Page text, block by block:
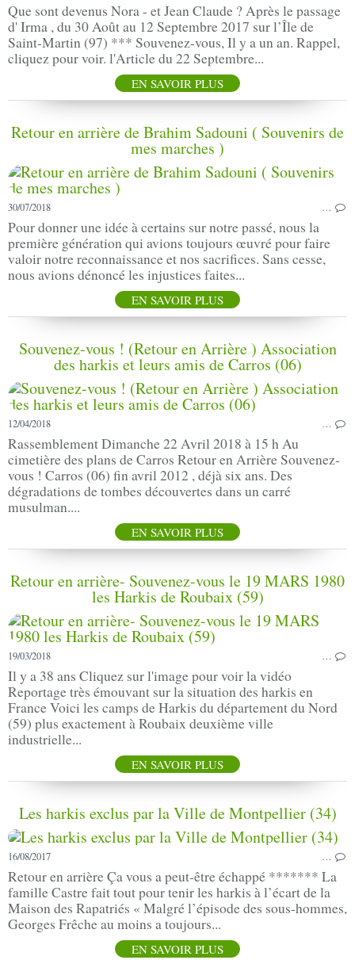
Que sont devenus Nora - et Jean Claude ? Après le passage
d' Irma , du 30 Août au 12 Septembre 2017 sur l’Île de
Saint-Martin (97) *** Souvenez-vous, Il y a un an. Rappel,
cliquez pour voir. l'Article du 22 Septembre...
EN SAVOIR PLUS
Retour en arrière de Brahim Sadouni ( Souvenirs de
mes marches )
30/07/2018 …
Pour donner une idée à certains sur notre passé, nous la
première génération qui avions toujours œuvré pour faire
valoir notre reconnaissance et nos sacrifices. Sans cesse,
nous avions dénoncé les injustices faites...
EN SAVOIR PLUS
Souvenez-vous ! (Retour en Arrière ) Association
des harkis et leurs amis de Carros (06)
12/04/2018 …
Rassemblement Dimanche 22 Avril 2018 à 15 h Au
cimetière des plans de Carros Retour en Arrière Souvenez-
vous ! Carros (06) fin avril 2012 , déjà six ans. Des
dégradations de tombes découvertes dans un carré
musulman....
EN SAVOIR PLUS
Retour en arrière- Souvenez-vous le 19 MARS 1980
les Harkis de Roubaix (59)
19/03/2018 …
Il y a 38 ans Cliquez sur l'image pour voir la vidéo
Reportage très émouvant sur la situation des harkis en
France Voici les camps de Harkis du département du Nord
(59) plus exactement à Roubaix deuxième ville
industrielle...
EN SAVOIR PLUS
Les harkis exclus par la Ville de Montpellier (34)
16/08/2017 …
Retour en arrière Ça vous a peut-être échappé ******* La
famille Castre fait tout pour tenir les harkis à l’écart de la
Maison des Rapatriés « Malgré l’épisode des sous-hommes,
Georges Frêche au moins a toujours...
EN SAVOIR PLUS